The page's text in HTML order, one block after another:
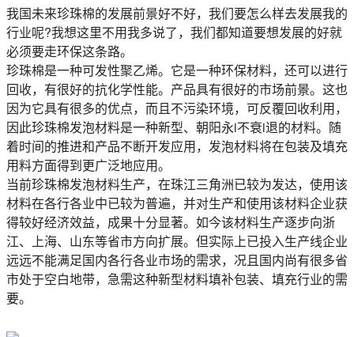
我国未来珍珠棉的发展前景好不好，我们要怎么样去发展我的
行业呢?我想这里不用我多说了，我们都知道要想发展的好就
必须要走环保这条路。
珍珠棉是一种可发性聚乙烯。它是一种环保材料，还可以进行
回收，有很好的抗化学性能。产品具有很好的市场前景。这也
因为它具有很多的优点，而且不污染环境，可反覆回收利用，
因此珍珠棉发泡材料是一种新型、朝阳永i不衰i退的材料。随
着时间的推进和产品不断开发应用，发泡材料将在包装及填充
用料方面得到更广泛地应用。
当前珍珠棉发泡材料生产，在珠江三角洲已较为发达，使用该
材料在各行各业中已较为普遍，并对生产和使用该材料企业获
得较好经济效益，成果十分显著。如今该材料生产逐步向浙
江、上海、山东等省市方向扩展。但实际上已投入生产线企业
远远不能满足国内各行各业市场的需求，况且国内尚有很多省
市处于空白地带，急需这种新型材料填补包装、填充行业的需
要。